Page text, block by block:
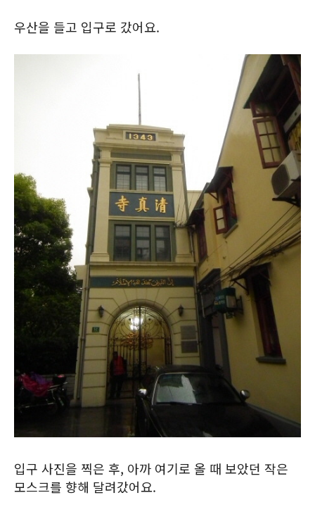
우산을 들고 입구로 갔어요.
입구 사진을 찍은 후, 아까 여기로 올 때 보았던 작은
모스크를 향해 달려갔어요.